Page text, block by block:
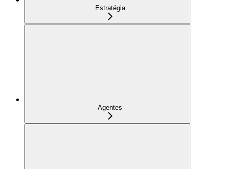
Estratégia
Agentes